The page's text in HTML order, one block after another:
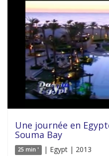
Une journée en
Souma Bay
25 min ' | Egypt | 2013